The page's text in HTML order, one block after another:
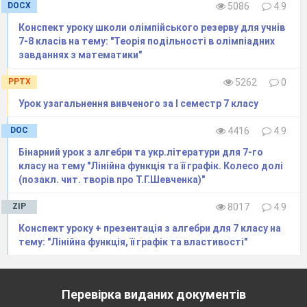
2. Спростити вираз:
а 4* а8 ;
3. Порівняти з нулем значення виразу:
а ; -а ; а +6; -а -10; (а + 5) ; (а -12) ;
III. Розв'язування вправ.
Учитель.
Після того, як матеріал журналістом
зібраний, настає період роботи за письмовим
столом. Журналіст розробляє план статті і
приступає до його реалізації. Отже, і ми
починаємо розв'язу
вати вправи із записом у
зошиті. (Номери завдань указано за
підручником: Григорій Бевз,Валентина Бевз .
Алгебра. Підручник для 7 класу / За редак
Наталя Димеденко Київ « Зодіак - ЕКО» :
Розв'язати №440(с. 101).(Учні працюють
DOCX 5086
4.9
Конспект уроку школи олімпійського резерву для учнів
7-8 класів на тему: "Теорія подільності в олімпіадних
завданнях з математики"
PPTX 5262
0
Урок узагальнення вивченого за І семестр 7 класу
DOC 4416
4.9
Бінарний урок з алгебри та укр.літератури для 7-го
класу на тему "Лінійна функція та її графік. Колесо долі
(позакл. чит. творів про Т.Г.Шевченка)"
ZIP 8017
4.9
Конспект уроку + презентація з алгебри для 7 класу на
тему: "Лінійна функція, її графік та властивості"
Перевірка виданих документів